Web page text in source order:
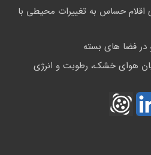
اقلام حساس به تغییرات محیطی با
در فضا های بسته
هوای خشک، رطوبت و انرژی